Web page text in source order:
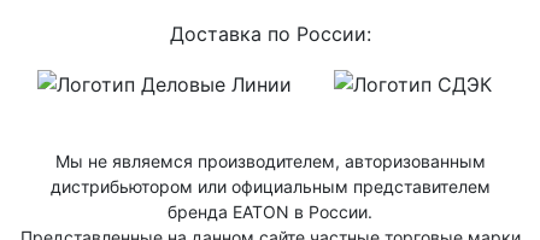
Доставка по России:
Мы не являемся производителем, авторизованным
дистрибьютором или официальным представителем
бренда ЕАТОN в России.